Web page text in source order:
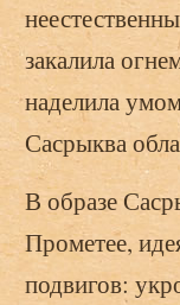
закалила
наделила
Сасрыква
В образе
Прометее,
подвигов: